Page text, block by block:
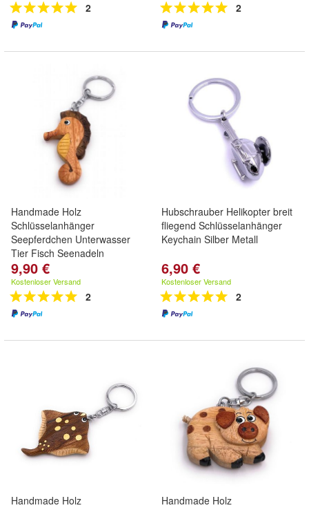
2 2
Handmade Holz
Schlüsselanhänger
Seepferdchen Unterwasser
Tier Fisch Seenadeln
9,90 €
Kostenloser Versand
2
Hubschrauber Helikopter breit
fliegend Schlüsselanhänger
Keychain Silber Metall
6,90 €
Kostenloser Versand
2
Handmade Holz
Handmade Holz